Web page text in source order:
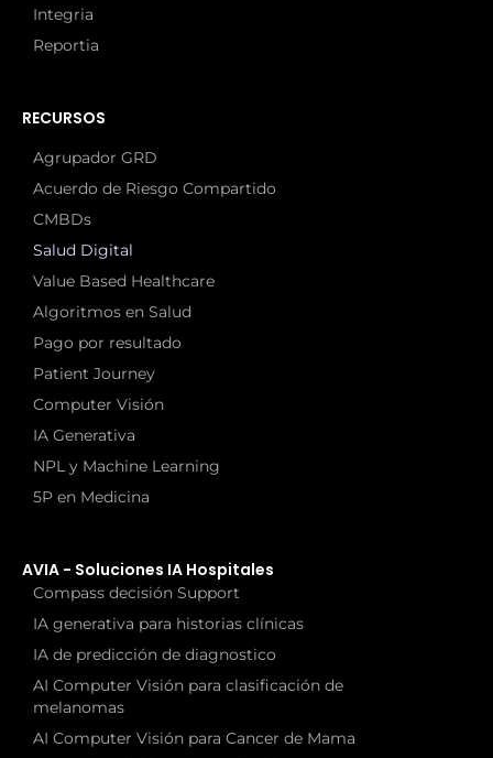
Integria
Reportia
RECURSOS
Agrupador GRD
Acuerdo de Riesgo Compartido
CMBDs
Salud Digital
Value Based Healthcare
Algoritmos en Salud
Pago por resultado
Patient Journey
Computer Visión
IA Generativa
NPL y Machine Learning
5P en Medicina
AVIA - Soluciones IA Hospitales
Compass decisión Support
IA generativa para historias clínicas
IA de predicción de diagnostico
AI Computer Visión para clasificación de
melanomas
AI Computer Visión para Cancer de Mama